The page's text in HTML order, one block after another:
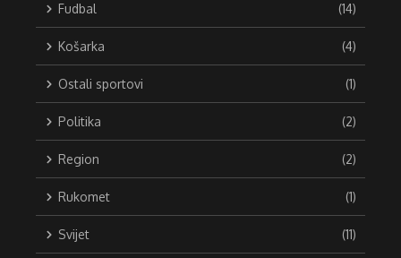
Fudbal (14)
Košarka (4)
Ostali sportovi (1)
Politika (2)
Region (2)
Rukomet (1)
Svijet (11)